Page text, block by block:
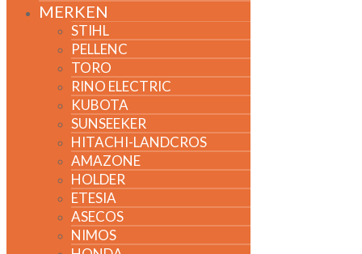
MERKEN
STIHL
PELLENC
TORO
RINO ELECTRIC
KUBOTA
SUNSEEKER
HITACHI-LANDCROS
AMAZONE
HOLDER
ETESIA
ASECOS
NIMOS